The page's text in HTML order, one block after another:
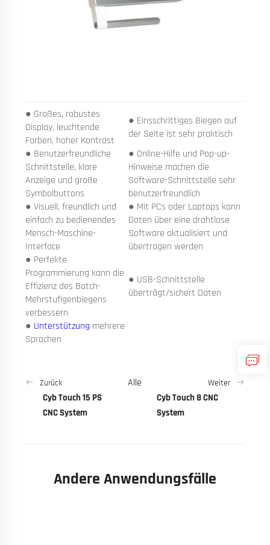
● Großes, robustes
Display, leuchtende
Farben, hoher Kontrast
● Einsschrittiges Biegen auf
der Seite ist sehr praktisch
● Benutzerfreundliche
Schnittstelle, klare
Anzeige und große
Symbolbuttons
● Online-Hilfe und Pop-up-
Hinweise machen die
Software-Schnittstelle sehr
benutzerfreundlich
● Visuell, freundlich und
einfach zu bedienendes
Mensch-Maschine-
Interface
● Mit PCs oder Laptops kann
Daten über eine drahtlose
Software aktualisiert und
übertragen werden
● Perfekte
Programmierung kann die
Effizienz des Batch-
Mehrstufigenbiegens
verbessern
● USB-Schnittstelle
überträgt/sichert Daten
● Unterstützung mehrere
Sprachen
Zurück
Cyb Touch 15 PS
CNC System
Alle Weiter
Cyb Touch 8 CNC
System
Andere Anwendungsfälle